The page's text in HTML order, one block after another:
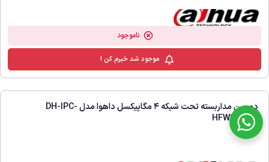
HDW2431TMP-AS
ناموجود